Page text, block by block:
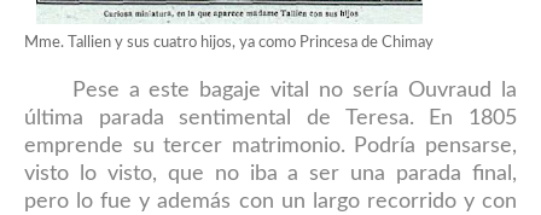
Mme. Tallien y sus cuatro hijos, ya como Princesa de Chimay
Pese a este bagaje vital no sería Ouvraud la
última parada sentimental de Teresa.
En 1805
emprende su tercer matrimonio. Podría pensarse,
visto lo visto, que no iba a ser una parada final,
pero lo fue y además con un largo recorrido y con